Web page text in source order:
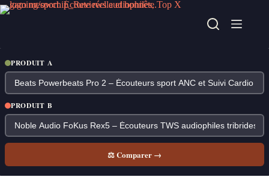
Passer
au
PRODUIT A
PRODUIT B
⚖ Comparer →